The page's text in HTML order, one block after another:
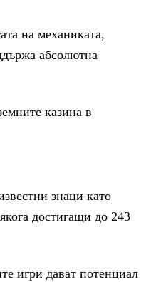
на механиката,
абсолютна
казина в
знаци като
достигащи до 243
игри дават потенциал